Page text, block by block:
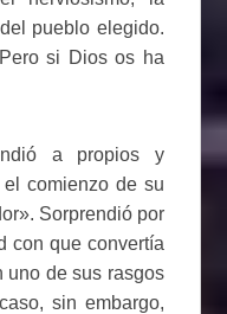
pueblo elegido.
si Dios os ha
a propios y
comienzo de su
Sorprendió por
con que convertía
uno de sus rasgos
sin embargo,